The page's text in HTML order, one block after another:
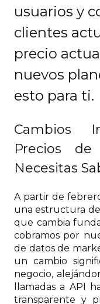
usuarios y
clientes
precio
nuevos
esto para ti.
Cambios
Precios
Necesitas
A partir de
una estructura
que cambia
cobramos por
de datos de
un cambio
negocio,
llamadas a API
transparente y